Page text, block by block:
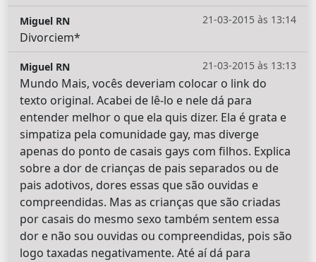
21-03-2015 às 13:14
Miguel RN
Divorciem*
21-03-2015 às 13:13
Miguel RN
Mundo Mais, vocês deveriam colocar o link do
texto original. Acabei de lê-lo e nele dá para
entender melhor o que ela quis dizer. Ela é grata e
simpatiza pela comunidade gay, mas diverge
apenas do ponto de casais gays com filhos. Explica
sobre a dor de crianças de pais separados ou de
pais adotivos, dores essas que são ouvidas e
compreendidas. Mas as crianças que são criadas
por casais do mesmo sexo também sentem essa
dor e não sou ouvidas ou compreendidas, pois são
logo taxadas negativamente. Até aí dá para